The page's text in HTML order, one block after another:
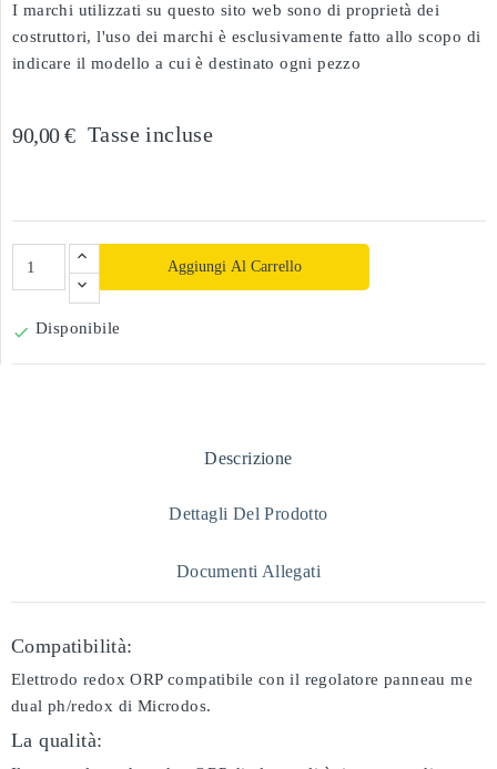
I marchi utilizzati su questo sito web sono di proprietà dei
costruttori, l'uso dei marchi è esclusivamente fatto allo scopo di
indicare il modello a cui è destinato ogni pezzo
90,00 € Tasse incluse
Aggiungi Al Carrello
 Disponibile
Descrizione
Dettagli Del Prodotto
Documenti Allegati
Compatibilità:
Elettrodo redox ORP compatibile con il regolatore panneau me
dual ph/redox di Microdos.
La qualità: